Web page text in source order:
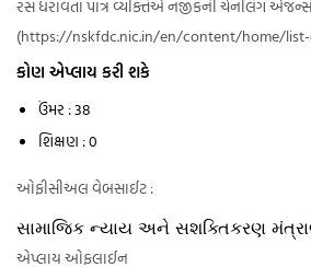
રસ ધરાવતા પાત્ર વ્યક્તિએ નજીકની ચેનલિંગ
(https://nskfdc.nic.in/en/content/home/list-
કોણ એપ્લાય કરી શકે
ઉંમર : 38
શિક્ષણ : 0
ઓફીસીઅલ વેબસાઈટ :
સામાજિક ન્યાય અને સશક્તિકરણ
એપ્લાય ઓફલાઈન